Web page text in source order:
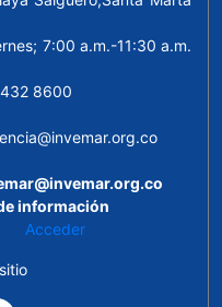
7:00 a.m.-11:30 a.m.
8600
información
Acceder